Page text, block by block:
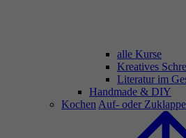
alle Kurse
Kreatives
Literatur im
Handmade & DIY
Kochen Auf- oder